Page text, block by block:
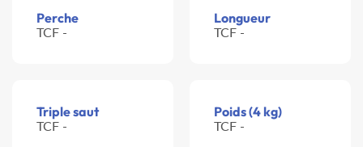
Perche
TCF -
Longueur
TCF -
Triple saut
TCF -
Poids (4 kg)
TCF -